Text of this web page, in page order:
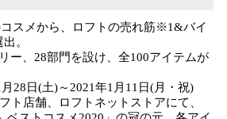
コスメから、ロフトの売れ筋※1&バイ
。
部門を設け、全100アイテムが
月28日(土)～2021年1月11日(月・祝)
ト店舗、ロフトネットストアにて、